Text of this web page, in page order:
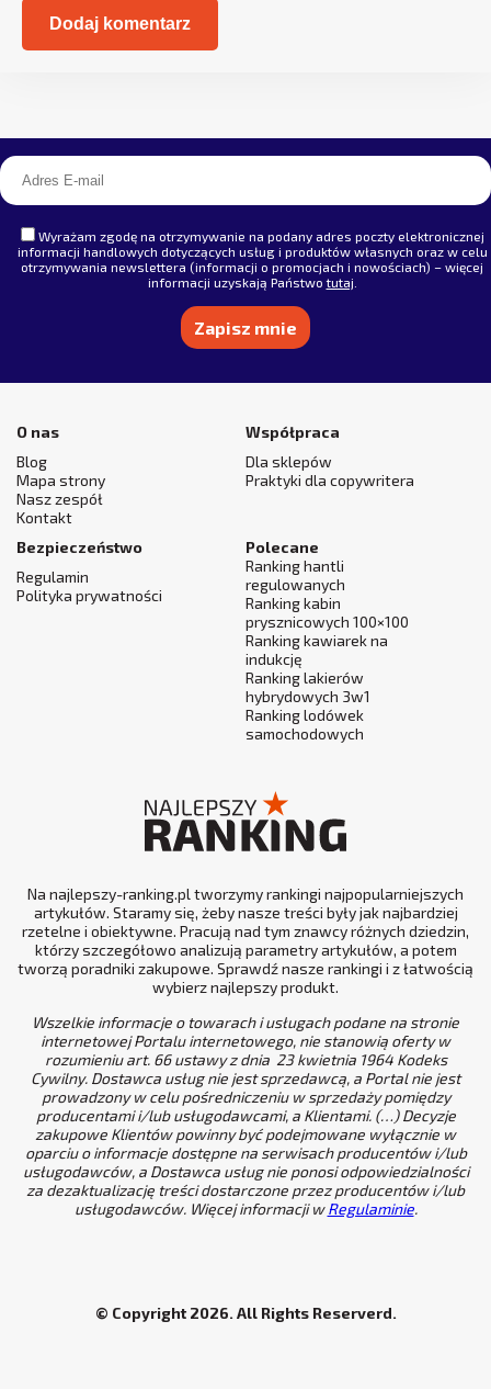
Wyrażam zgodę na otrzymywanie na podany adres poczty elektronicznej
informacji handlowych dotyczących usług i produktów własnych oraz w celu
otrzymywania newslettera (informacji o promocjach i nowościach) – więcej
informacji uzyskają Państwotutaj
O nas
Blog
Mapa strony
Nasz zespół
Kontakt
Współpraca
Dla sklepów
Praktyki dla copywritera
Bezpieczeństwo
Regulamin
Polityka prywatności
Polecane
Ranking hantli
regulowanych
Ranking kabin
prysznicowych 100×100
Ranking kawiarek na
indukcję
Ranking lakierów
hybrydowych 3w1
Ranking lodówek
samochodowych
Na najlepszy-ranking.pl tworzymy rankingi najpopularniejszych
artykułów. Staramy się, żeby nasze treści były jak najbardziej
rzetelne i obiektywne. Pracują nad tym znawcy różnych dziedzin,
którzy szczegółowo analizują parametry artykułów, a potem
tworzą poradniki zakupowe. Sprawdź nasze rankingi i z łatwością
wybierz najlepszy produkt.
Wszelkie informacje o towarach i usługach podane na stronie
internetowej Portalu internetowego, nie stanowią oferty w
rozumieniu art. 66 ustawy z dnia 23 kwietnia 1964 Kodeks
Cywilny. Dostawca usług nie jest sprzedawcą, a Portal nie jest
prowadzony w celu pośredniczeniu w sprzedaży pomiędzy
producentami i/lub usługodawcami, a Klientami. (…) Decyzje
zakupowe Klientów powinny być podejmowane wyłącznie w
oparciu o informacje dostępne na serwisach producentów i/lub
usługodawców, a Dostawca usług nie ponosi odpowiedzialności
za dezaktualizację treści dostarczone przez producentów i/lub
usługodawców. Więcej informacji wRegulaminie.
© Copyright 2026. All Rights Reserverd.